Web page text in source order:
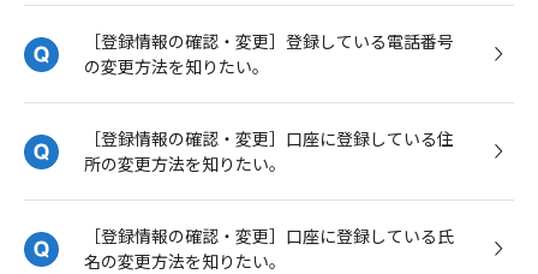
［登録情報の確認・変更］登録している電話番号
の変更方法を知りたい。
［登録情報の確認・変更］口座に登録している住
所の変更方法を知りたい。
［登録情報の確認・変更］口座に登録している氏
名の変更方法を知りたい。